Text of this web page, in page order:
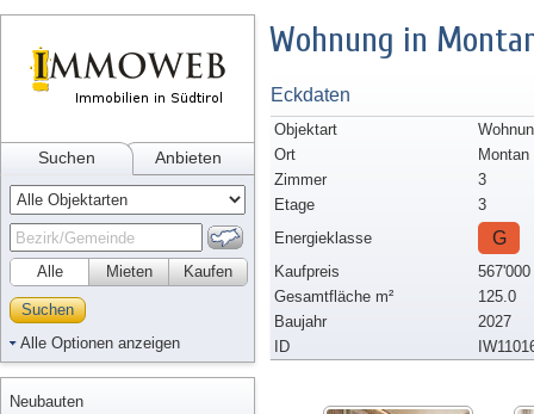
Suchen Anbieten
Alle Kaufen
Mieten
Suchen
Alle Optionen anzeigen
Neubauten
Wohnung in
Eckdaten
Objektart
Ort
Montan
Zimmer
3
Etage
3
Energieklasse
G
Kaufpreis
567'000
Gesamtfläche m²
125.0
Baujahr
2027
ID